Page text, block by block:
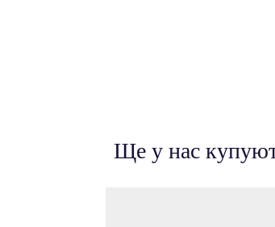
Ще у нас